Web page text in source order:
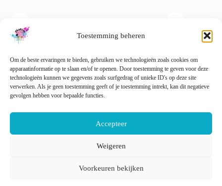
Toestemming beheren
Om de beste ervaringen te bieden, gebruiken we technologieën zoals cookies om
apparaatinformatie op te slaan en/of te openen. Door toestemming te geven voor deze
technologieën kunnen we gegevens zoals surfgedrag of unieke ID's op deze site
verwerken. Als je geen toestemming geeft of je toestemming intrekt, kan dit negatieve
gevolgen hebben voor bepaalde functies.
Accepteer
Weigeren
Voorkeuren bekijken
compleet naaldviltpakket
32.50 incl. btw
Toevoegen aan
winkelwagen
bloementhema
15.00 incl. btw
Dit
product
variaties.
Deze
optie
worden
cm
14.30